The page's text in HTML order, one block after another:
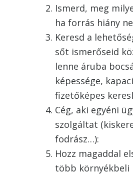
Ismerd, meg
ha forrás hiány
Keresd a
sőt ismerőseid
lenne áruba
képessége,
fizetőképes
Cég, aki egyéni
szolgáltat
fodrász…):
Hozz magaddal
több környékbeli